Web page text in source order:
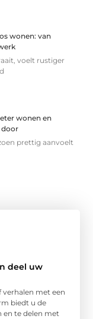
wonen: van
voelt rustiger
wonen en
door
prettig aanvoelt
deel uw
verhalen met een
biedt u de
en te delen met